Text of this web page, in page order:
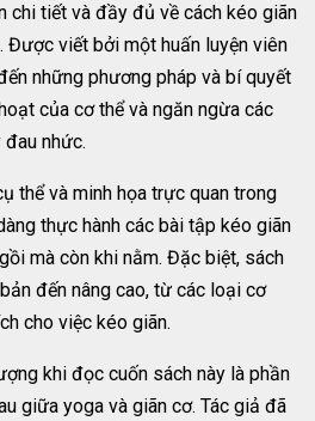
chi tiết và đầy đủ về cách kéo giãn
Được viết bởi một huấn luyện viên
những phương pháp và bí quyết
của cơ thể và ngăn ngừa các
nhức.
thể và minh họa trực quan trong
thực hành các bài tập kéo giãn
mà còn khi nằm. Đặc biệt, sách
đến nâng cao, từ các loại cơ
cho việc kéo giãn.
khi đọc cuốn sách này là phần
giữa yoga và giãn cơ. Tác giả đã